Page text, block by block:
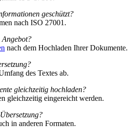
geschützt?
nach ISO 27001.
Angebot?
nach dem Hochladen Ihrer Dokumente.
des Textes ab.
gleichzeitig hochladen?
gleichzeitig eingereicht werden.
in anderen Formaten.